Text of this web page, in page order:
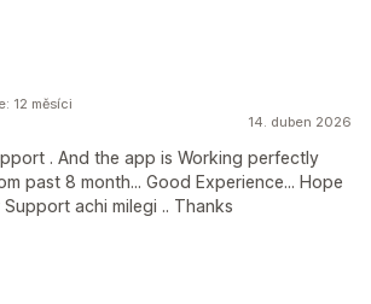
14. duben 2026
. And the app is Working perfectly
past 8 month... Good Experience... Hope
achi milegi .. Thanks
12 měsíci